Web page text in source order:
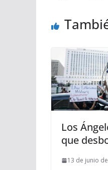
Los
que
13 de junio